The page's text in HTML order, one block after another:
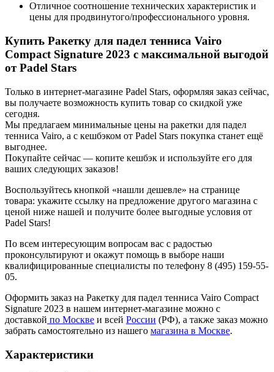
Отличное соотношение технических характеристик и
цены для продвинутого/профессионального уровня.
Купить Ракетку для падел тенниса Vairo
Compact Signature 2023 с максимальной выгодой
от Padel Stars
Только в интернет-магазине Padel Stars, оформляя заказ сейчас,
вы получаете возможность купить товар со скидкой уже
сегодня.
Мы предлагаем минимальные цены на ракетки для падел
тенниса Vairo, а с кешбэком от Padel Stars покупка станет ещё
выгоднее.
Покупайте сейчас — копите кешбэк и используйте его для
ваших следующих заказов!
Воспользуйтесь кнопкой «нашли дешевле» на странице
товара: укажите ссылку на предложение другого магазина с
ценой ниже нашей и получите более выгодные условия от
Padel Stars!
По всем интересующим вопросам вас с радостью
проконсультируют и окажут помощь в выборе наши
квалифицированные специалисты по телефону 8 (495) 159-55-
05.
Оформить заказ на Ракетку для падел тенниса Vairo Compact
Signature 2023 в нашем интернет-магазине можно с
доставкой по Москве и всей России (РФ), а также заказ можно
забрать самостоятельно из нашего магазина в Москве.
Характеристики